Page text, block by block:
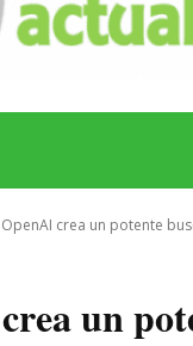
OpenAI crea un potente
un